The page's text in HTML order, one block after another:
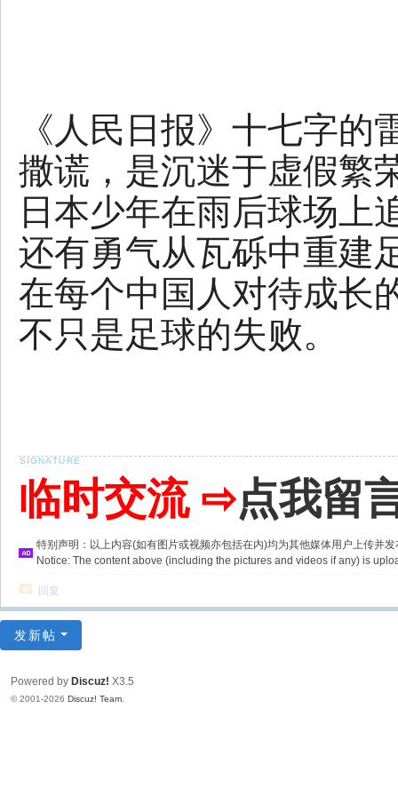
《人民日报》十七字
撒谎，是沉迷于虚假繁
日本少年在雨后球场上
还有勇气从瓦砾中重建
在每个中国人对待成
不只是足球的失败。
临时交流 ⇨点我留
特别声明：以上内容(如有图片或视频亦包括在内)均为其他媒体用户上传并
Notice: The content above (including the pictures and videos if any) is
回复
发新帖
Powered by Discuz! X3.5
© 2001-2026 Discuz! Team